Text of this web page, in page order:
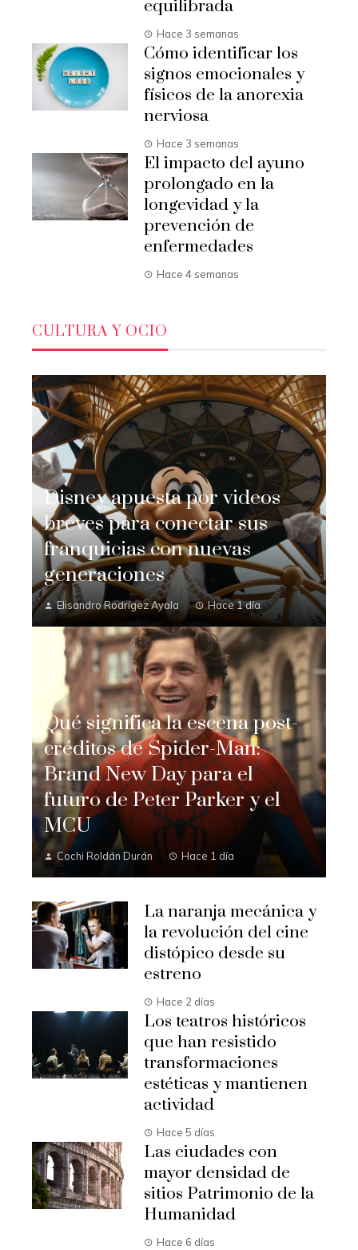
equilibrada
Hace 3 semanas
Cómo identificar los
signos emocionales y
físicos de la anorexia
nerviosa
Hace 3 semanas
El impacto del ayuno
prolongado en la
longevidad y la
prevención de
enfermedades
Hace 4 semanas
CULTURA Y OCIO
Disney apuesta por videos
breves para conectar sus
franquicias con nuevas
generaciones
Elisandro Rodrígez Ayala Hace 1 día
Qué significa la escena post-
créditos de Spider-Man:
Brand New Day para el
futuro de Peter Parker y el
MCU
Cochi Roldán Durán Hace 1 día
La naranja mecánica y
la revolución del cine
distópico desde su
estreno
Hace 2 días
Los teatros históricos
que han resistido
transformaciones
estéticas y mantienen
actividad
Hace 5 días
Las ciudades con
mayor densidad de
sitios Patrimonio de la
Humanidad
Hace 6 días